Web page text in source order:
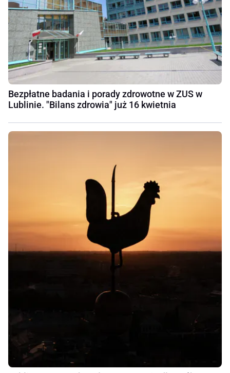
Bezpłatne badania i porady zdrowotne w ZUS w
Lublinie. "Bilans zdrowia" już 16 kwietnia